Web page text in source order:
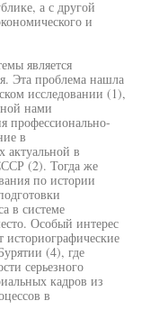
а с другой
и
является
Эта проблема нашла
исследовании (1),
нами
профессионально-
в
актуальной в
(2). Тогда же
по истории
в системе
Особый интерес
историографические
(4), где
серьезного
кадров из
в